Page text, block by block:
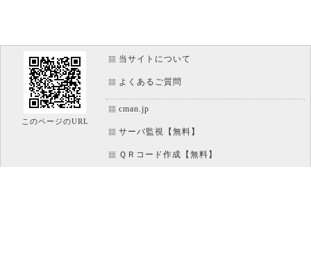
このページのURL
当サイトについて
よくあるご質問
cman.jp
サーバ監視【無料】
ＱＲコード作成【無料】